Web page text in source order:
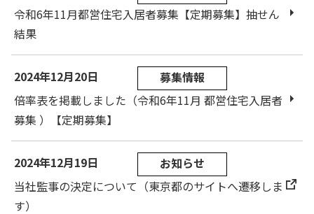
令和6年11月都営住宅入居者募集【定期募集】抽せん
結果
2024年12月20日
募集情報
倍率表を掲載しました（令和6年11月 都営住宅入居者
募集 ）【定期募集】
2024年12月19日
お知らせ
当社監事の決定について（東京都のサイトへ遷移しま
す）